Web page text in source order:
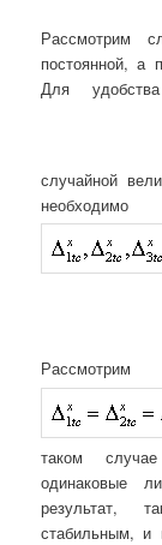
Рассмотрим
постоянной, а
Для
случайной
таком
одинаковые
результат,
стабильным, и